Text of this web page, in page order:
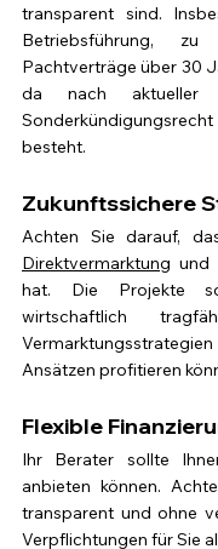
transparent sind.
Betriebsführung,
Pachtverträge über 30
da nach aktueller
besteht.
Zukunftssichere
Direktvermarktung und
hat. Die Projekte
wirtschaftlich
Ansätzen profitieren
Flexible
Ihr Berater sollte
anbieten können.
transparent und ohne
Verpflichtungen für Sie